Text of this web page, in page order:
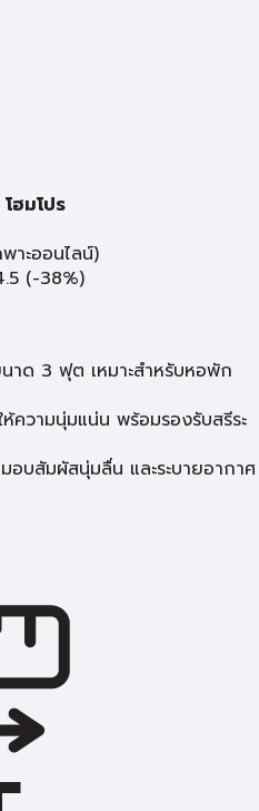
โฮมโปร
าะออนไลน์)
(-38%)
าด 3 ฟุต เหมาะสำหรับหอพัก
ความนุ่มแน่น พร้อมรองรับสรีระ
อบสัมผัสนุ่มลื่น และระบายอากาศ